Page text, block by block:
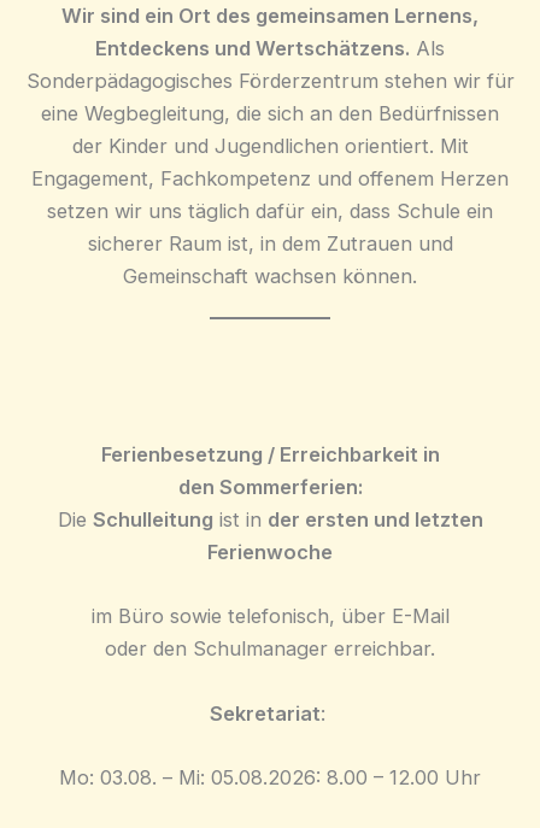
Wir sind ein Ort des gemeinsamen Lernens,
Entdeckens und Wertschätzens. Als
Sonderpädagogisches Förderzentrum stehen wir für
eine Wegbegleitung, die sich an den Bedürfnissen
der Kinder und Jugendlichen orientiert. Mit
Engagement, Fachkompetenz und offenem Herzen
setzen wir uns täglich dafür ein, dass Schule ein
sicherer Raum ist, in dem Zutrauen und
Gemeinschaft wachsen können.
Ferienbesetzung / Erreichbarkeit in
den Sommerferien:
Die Schulleitung ist in der ersten und letzten
Ferienwoche
im Büro sowie telefonisch, über E-Mail
oder den Schulmanager erreichbar.
Sekretariat:
Mo: 03.08. – Mi: 05.08.2026: ​​8.00 – 12.00 Uhr